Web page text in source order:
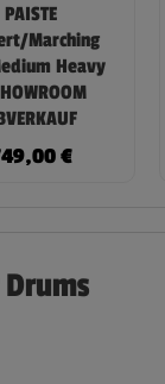
PAISTE
Marching
Heavy
€